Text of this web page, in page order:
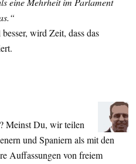
wird Zeit, dass das
Meinst Du, wir teilen
und Spaniern als mit den
Auffassungen von freiem